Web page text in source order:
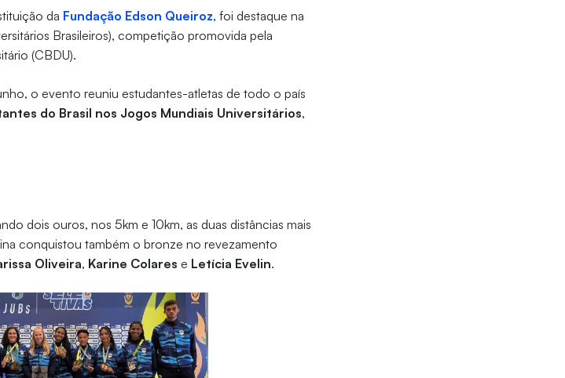
da Fundação Edson Queiroz, foi destaque na
Brasileiros), competição promovida pela
(CBDU).
o evento reuniu estudantes-atletas de todo o país
do Brasil nos Jogos Mundiais Universitários,
dois ouros, nos 5km e 10km, as duas distâncias mais
conquistou também o bronze no revezamento
Oliveira, Karine Colares e Letícia Evelin.